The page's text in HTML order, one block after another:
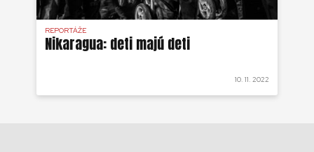
REPORTÁŽE
Nikaragua: deti majú deti
10. 11. 2022